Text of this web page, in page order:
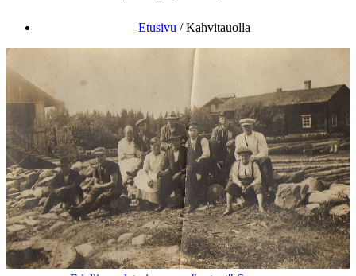
Etusivu /Kahvitauolla